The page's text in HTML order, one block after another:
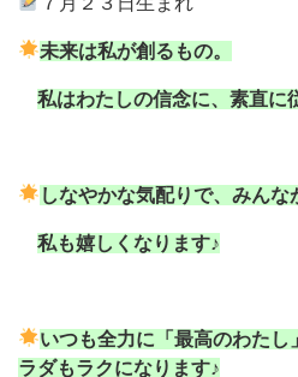
未来は私が創るもの。
私はわたしの信念に、素直に
しなやかな気配りで、みんな
私も嬉しくなります♪
いつも全力に「最高のわたし
ラダもラクになります♪